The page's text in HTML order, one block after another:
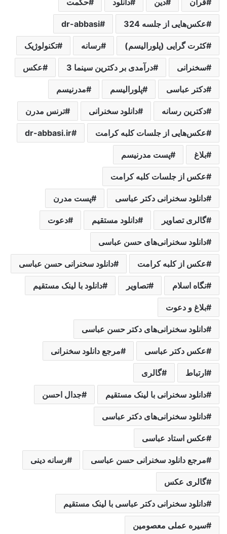
عکس‌هایی از جلسه 324 dr-abbasi
کثرت گرایی (پلورالیسم) رسانه تکنولوژیک
سخنرانی درآمدی بر دکترین سینما 3 عکس‌
دکتر عباسی پلورالیسم مدرنیسم
دکترین رسانه دانلود سخنرانی ترنس مدرن
عکس‌هایی از جلسات کلبه کرامت dr-abbasi.ir
بلاغ پست مدرنیسم
عکس از جلسات کلبه کرامت
دانلود سخنرانی دکتر عباسی پست مدرن
گالری تصاویر دانلود مستقیم دعوت
دانلود سخنرانی‌های حسن عباسی
عکس از کلبه کرامت دانلود سخنرانی حسن عباسی
نگاه اسلام تصاویر دانلود با لینک مستقیم
بلاغ و دعوت
دانلود سخنرانی‌های دکتر حسن عباسی
عکس دکتر عباسی مرجع دانلود سخنرانی
ارتباط گالری
دانلود سخنرانی با لینک مستقیم جدال احسن
دانلود سخنرانی‌های دکتر عباسی
عکس استاد عباسی
مرجع دانلود سخنرانی حسن عباسی رسانه دینی
گالری عکس
دانلود سخنرانی دکتر عباسی با لینک مستقیم
سیره عملی معصومین